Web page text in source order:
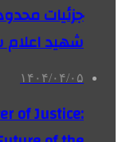
جزئیات
شهید
۱۴۰۴/۰۴/۰۵
of Justice: